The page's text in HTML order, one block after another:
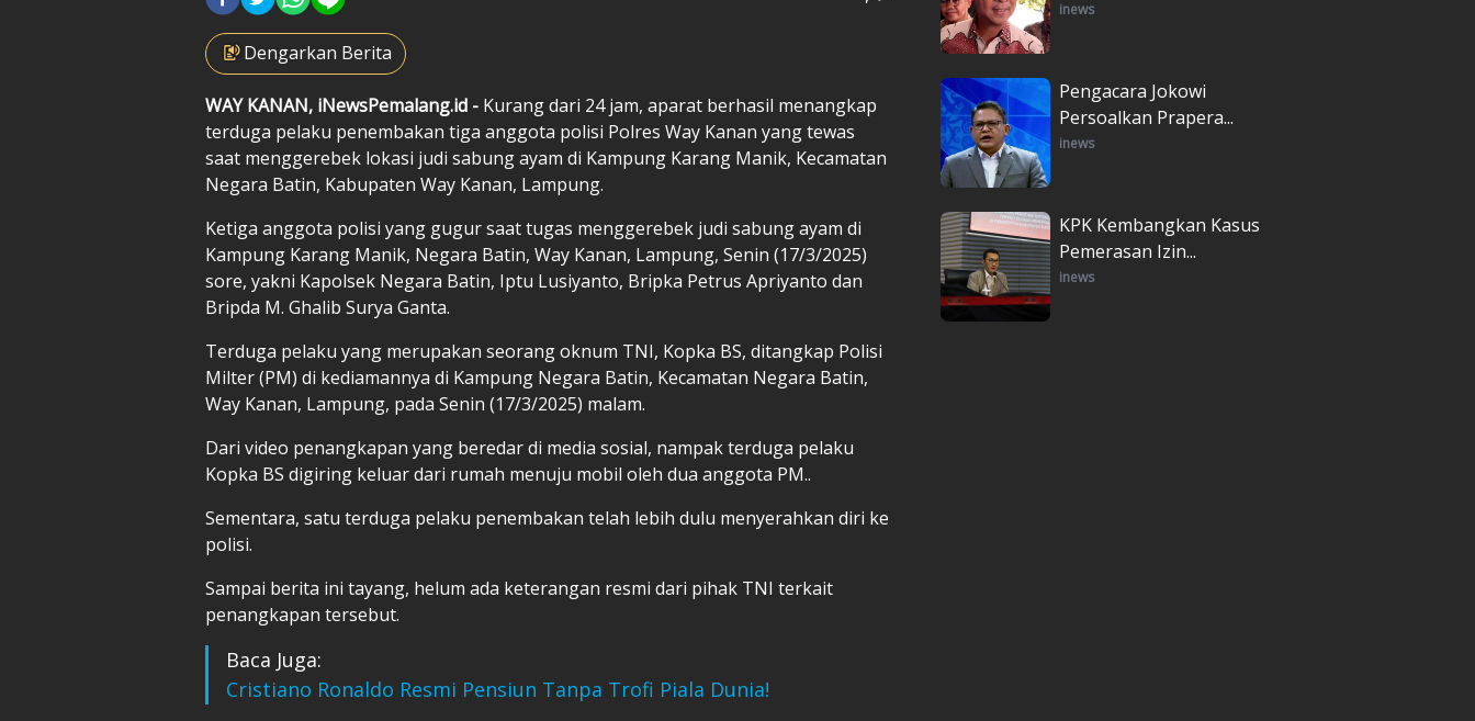
Dengarkan Berita
WAY KANAN, iNewsPemalang.id - Kurang dari 24 jam, aparat berhasil menangkap
terduga pelaku penembakan tiga anggota polisi Polres Way Kanan yang tewas
saat menggerebek lokasi judi sabung ayam di Kampung Karang Manik, Kecamatan
Negara Batin, Kabupaten Way Kanan, Lampung.
Ketiga anggota polisi yang gugur saat tugas menggerebek judi sabung ayam di
Kampung Karang Manik, Negara Batin, Way Kanan, Lampung, Senin (17/3/2025)
sore, yakni Kapolsek Negara Batin, Iptu Lusiyanto, Bripka Petrus Apriyanto dan
Bripda M. Ghalib Surya Ganta.
Terduga pelaku yang merupakan seorang oknum TNI, Kopka BS, ditangkap Polisi
Milter (PM) di kediamannya di Kampung Negara Batin, Kecamatan Negara Batin,
Way Kanan, Lampung, pada Senin (17/3/2025) malam.
Dari video penangkapan yang beredar di media sosial, nampak terduga pelaku
Kopka BS digiring keluar dari rumah menuju mobil oleh dua anggota PM..
Sementara, satu terduga pelaku penembakan telah lebih dulu menyerahkan diri ke
polisi.
Sampai berita ini tayang, helum ada keterangan resmi dari pihak TNI terkait
penangkapan tersebut.
Baca Juga:
Cristiano Ronaldo Resmi Pensiun Tanpa Trofi Piala Dunia!
inews
Pengacara Jokowi
Persoalkan Prapera...
inews
KPK Kembangkan Kasus
Pemerasan Izin...
inews